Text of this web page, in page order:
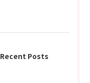
Recent Posts